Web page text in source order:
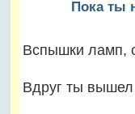
Пока ты
Вспышки ламп,
Вдруг ты вышел